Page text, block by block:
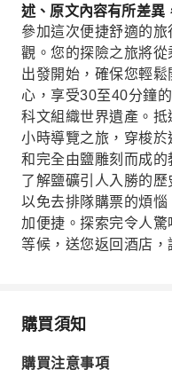
述、原文內容有所差異
參加這次便捷舒適的
觀。您的探險之旅將
出發開始，確保您輕
心，享受30至40分鐘
科文組織世界遺產。
小時導覽之旅，穿梭
和完全由鹽雕刻而成的
了解鹽礦引人入勝的
以免去排隊購票的煩
加便捷。探索完令人
等候，送您返回酒店，
購買須知
購買注意事項